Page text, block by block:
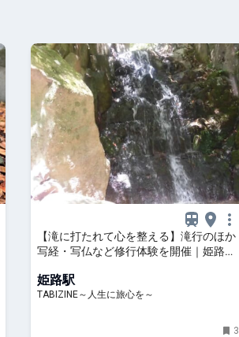
【滝に打たれて心を整える】滝行のほか
写経・写仏など修行体験を開催｜姫路市
姫路駅
TABIZINE～人生に旅心を～
3